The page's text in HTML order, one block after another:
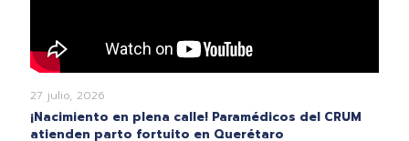
27 julio, 2026
¡Nacimiento en plena calle! Paramédicos del CRUM
atienden parto fortuito en Querétaro